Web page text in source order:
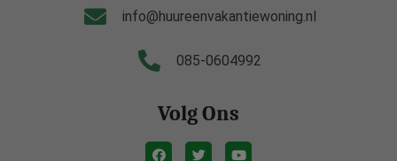
info@huureenvakantiewoning.nl
085-0604992
Volg Ons